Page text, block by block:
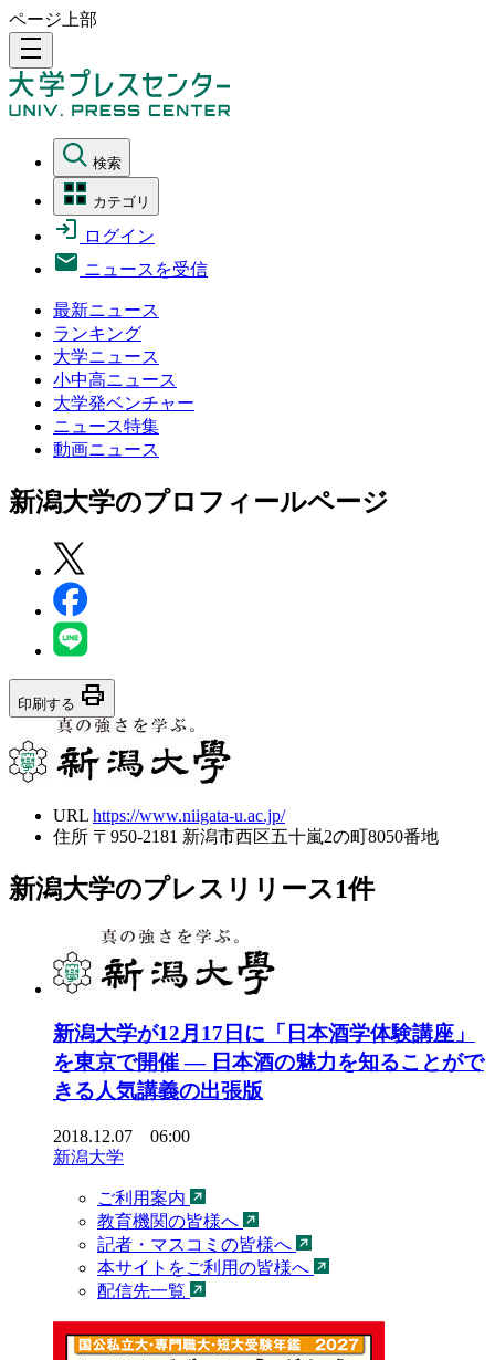
ページ上部
density_medium
検索
カテゴリ
ログイン
ニュースを受信
最新ニュース
ランキング
大学ニュース
小中高ニュース
大学発ベンチャー
ニュース特集
動画ニュース
新潟大学のプロフィールページ
印刷する print
URL https://www.niigata-u.ac.jp/
住所 〒950-2181 新潟市西区五十嵐2の町8050番地
新潟大学のプレスリリース1件
新潟大学が12月17日に「日本酒学体験講座」
を東京で開催 — 日本酒の魅力を知ることがで
きる人気講義の出張版
2018.12.07 06:00
新潟大学
ご利用案内
教育機関の皆様へ
記者・マスコミの皆様へ
本サイトをご利用の皆様へ
配信先一覧